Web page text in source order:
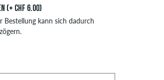
(+ CHF 6.00)
Bestellung kann sich dadurch